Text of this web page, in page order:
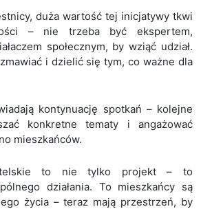
duża wartość tej inicjatywy tkwi
– nie trzeba być ekspertem,
społecznym, by wziąć udział.
i dzielić się tym, co ważne dla
kontynuację spotkań – kolejne
konkretne tematy i angażować
mieszkańców.
to nie tylko projekt – to
działania. To mieszkańcy są
życia – teraz mają przestrzeń, by